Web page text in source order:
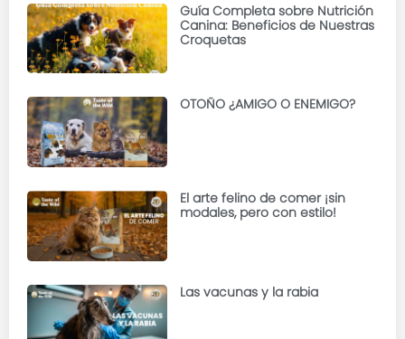
Guía Completa sobre Nutrición
Canina: Beneficios de Nuestras
Croquetas
OTOÑO ¿AMIGO O ENEMIGO?
El arte felino de comer ¡sin
modales, pero con estilo!
Las vacunas y la rabia